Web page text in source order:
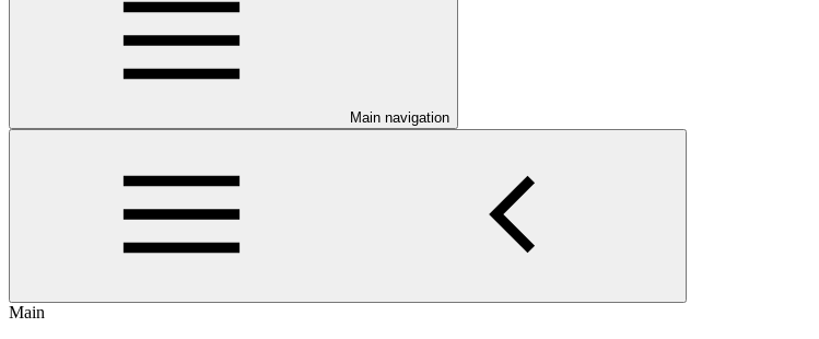
Main navigation
Main